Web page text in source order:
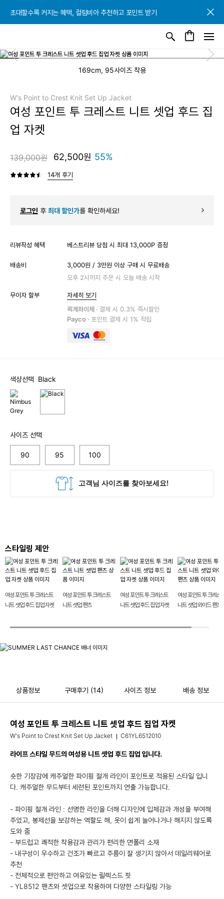
초대할수록 커지는 혜택, 컬럼비아 추천하고 포인트 받기
초대할수록 커지는 혜택, 컬럼비아 추천하고 포인트 받기
초대할수록 커지는 혜택, 컬럼비아 추천하고 포인트 받기
169cm, 95사이즈 착용
W's Point to Crest Knit Set Up Jacket
여성 포인트 투 크레스트 니트 셋업 후드 집
업 자켓
139,000원 62,500원 55%
14개 후기
로그인 후 최대 할인가를 확인하세요!
리뷰작성 혜택 베스트리뷰 당첨 시 최대 13,000P 증정
배송비
3,000원 / 3만원 이상 구매 시 무료배송
오후 2시까지 주문 시 오늘 배송 시작
무이자 할부
자세히 보기
퀵계좌이체 · 결제 시 0.3% 즉시할인
Payco · 포인트 결제 시 1% 적립
색상선택 Black
사이즈 선택
90 95 100
스타일링 제안
여성 포인트 투 크레스트
니트 셋업 후드 집업 자켓
여성 포인트 투 크레스트
니트 셋업 팬츠
여성 포인트 투 크레스트
니트 셋업 후드 집업 자켓
여성 포인트 투 크레스
니트 셋업 와이드 팬츠
상품정보 구매후기 (14) 사이즈 정보 배송 정보
여성 포인트 투 크레스트 니트 셋업 후드 집업 자켓
W's Point to Crest Knit Set Up Jacket C61YL6512010
라이프 스타일 무드의 여성용 니트 셋업 후드 집업 입니다.
숏한 기장감에 캐주얼한 파이핑 절개 라인이 포인트로 적용된 스타일 입니
다. 캐주얼한 무드부터 세련된 포인트까지 연출 가능합니다.
- 파이핑 절개 라인 : 선명한 라인을 더해 디자인에 입체감과 개성을 부여해
주었고, 봉제선을 보강하는 역할도 해, 옷이 쉽게 늘어나거나 해지지 않도록
도와 줌
- 부드럽고 쾌적한 착용감과 관리가 편리한 면폴리 소재
- 내구성이 우수하고 건조가 빠르고 주름이 잘 생기지 않아서 데일리웨어로
추천
- 전체적으로 편안하고 여유있는 릴렉스드 핏
- YL8512 팬츠와 셋업으로 착용하여 다양한 스타일링 가능